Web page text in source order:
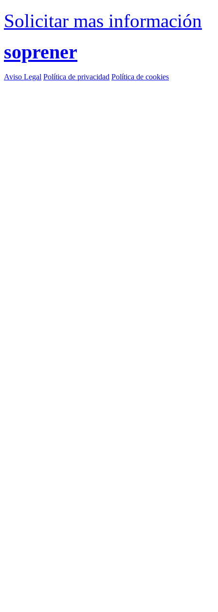
Solicitar mas información
soprener
Aviso Legal Política de privacidad Política de cookies